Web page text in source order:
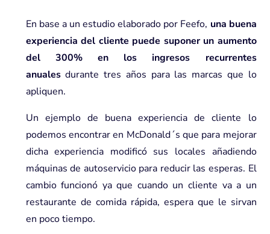
En base a un estudio elaborado por Feefo, una buena
experiencia del cliente puede suponer un aumento
del 300% en los ingresos recurrentes
anualesdurante tres años para las marcas que lo
apliquen.
Un ejemplo de buena experiencia de cliente lo
podemos encontrar en McDonald´s que para mejorar
dicha experiencia modificó sus locales añadiendo
máquinas de autoservicio para reducir las esperas. El
cambio funcionó ya que cuando un cliente va a un
restaurante de comida rápida, espera que le sirvan
en poco tiempo.